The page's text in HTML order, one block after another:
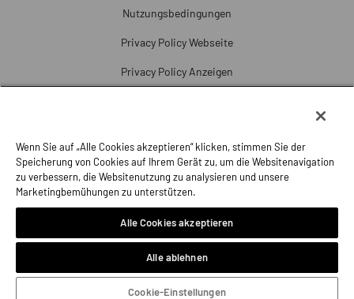
Nutzungsbedingungen
Privacy Policy Webseite
Privacy Policy Anzeigen
Beschwerde
Impressum
Wenn Sie auf „Alle Cookies akzeptieren“ klicken, stimmen Sie der
Speicherung von Cookies auf Ihrem Gerät zu, um die Websitenavigation
zu verbessern, die Websitenutzung zu analysieren und unsere
Marketingbemühungen zu unterstützen.
Alle Cookies akzeptieren
Alle ablehnen
Cookie-Einstellungen